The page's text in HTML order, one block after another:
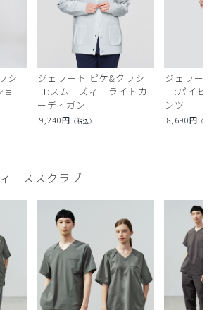
シ
ョー
ジェラート ピケ&クラシ
コ:スムーズィーライトカ
ーディガン
9,240円 （税込）
ジェラー
コ:パイピ
ンツ
8,690円 （税
ーススクラブ